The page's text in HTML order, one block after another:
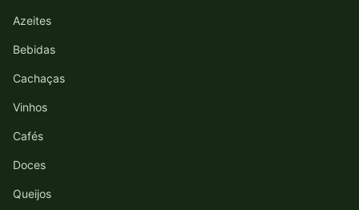
Azeites
Bebidas
Cachaças
Vinhos
Cafés
Doces
Queijos